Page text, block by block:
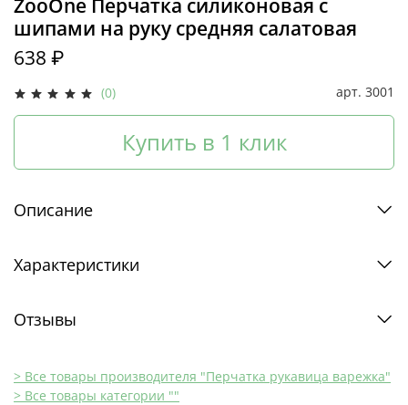
(0) арт. 3001
ZooOne Перчатка силиконовая с
шипами на руку средняя салатовая
638 ₽
Купить в 1 клик
Описание
Характеристики
Отзывы
> Все товары производителя "Перчатка рукавица варежка"
> Все товары категории ""